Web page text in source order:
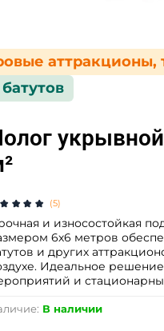
аттракционы,
(5)
В наличии
и износостойкая
6х6 метров
и других
Идеальное
и